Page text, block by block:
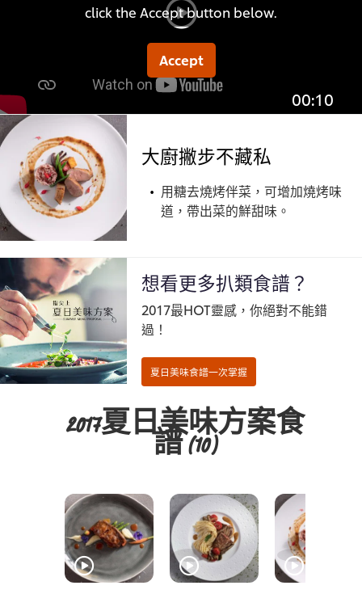
click the Accept button below.
Accept
00:10
大廚撇步不藏私
用糖去燒烤伴菜，可增加燒烤味
道，帶出菜的鮮甜味。
想看更多扒類食譜？
2017最HOT靈感，你絕對不能錯
過！
2017夏日美味方案食
譜(10)